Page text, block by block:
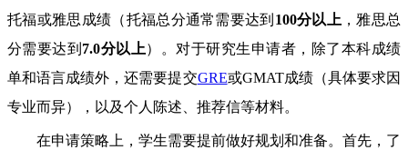
托福或雅思成绩（托福总分通常需要达到 100分以上 ，雅思总
分需要达到 7.0分以上）。对于研究生申请者，除了本科成绩
单和语言成绩外，还需要提交GRE或GMAT成绩（具体要求因
专业而异），以及个人陈述、推荐信等材料。
在申请策略上，学生需要提前做好规划和准备。首先，了